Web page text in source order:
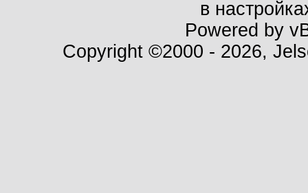
в
Powered by
Copyright ©2000 - 2026,